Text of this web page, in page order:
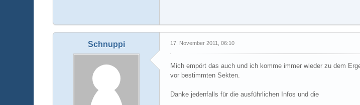
Schnuppi 17. November 2011, 06:10
Mich empört das auch und ich komme immer wieder zu dem
vor bestimmten Sekten.
Danke jedenfalls für die ausführlichen Infos und die